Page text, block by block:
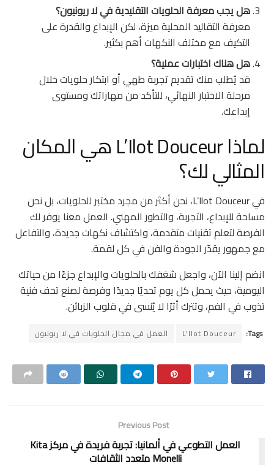
هل يجب معرفة الحلويات التقليدية في لا ريونيون؟
معرفة التقاليد المحلية ميزة، لكن الإبداع والقدرة على
التكيف مع مختلف النكهات أهم بكثير.
هل هناك اختبارات عملية؟
قد يُطلب منك تقديم تجربة طهي أو ابتكار حلويات خلال
مرحلة الاختبار النهائي، للتأكد من مهاراتك ومستوى
إبداعك.
لماذا L’Ilot Douceur هي المكان
المثالي لك؟
في L’Ilot Douceur، نحن أكثر من مجرد مختبر للحلويات، بل نحن
مساحة للإبداع، التجربة، والتطور المهني. العمل معنا يوفر لك
الفرصة لتعلم تقنيات متقدمة، واكتشاف نكهات جديدة، والتفاعل
مع جمهور يقدّر الجودة والفن في كل لقمة.
انضم إلينا الآن، واجعل شغفك بالحلويات والإبداع جزءًا من حياتك
اليومية، حيث يحمل كل يوم تحديًا جديدًا وفرصة لصنع تحف فنية
تذوب في الفم، وتترك أثرًا لا يُنسى في قلوب الزبائن.
Tags:
L’Ilot Douceur العمل في مجال الحلويات في لا ريونيون
Previous Post
العمل التطوعي في ألمانيا: تجربة فريدة في مركز Kita
Monelli متعدد الثقافات